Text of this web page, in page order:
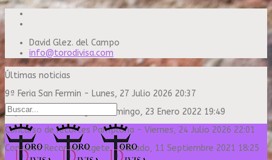
David Glez. del Campo
info@torodivisa.com
Últimas noticias
9ª Feria San Fermin - Lunes, 27 Julio 2026 20:37
Capea Sanse Domingo
Domingo, 23 Enero 2022 19:49
Concurso de recortes Pamplona - Viernes, 24 Julio 2026 22:01
Concurso Recortes Algete-Sábado, 11 Septiembre 2021 18:25